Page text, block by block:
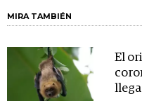
MIRA TAMBIÉN
El